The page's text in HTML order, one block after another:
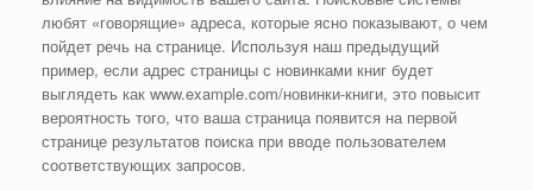
любят «говорящие» адреса, которые ясно показывают, о чем
пойдет речь на странице. Используя наш предыдущий
пример, если адрес страницы с новинками книг будет
выглядеть как www.example.com/новинки-книги, это повысит
вероятность того, что ваша страница появится на первой
странице результатов поиска при вводе пользователем
соответствующих запросов.